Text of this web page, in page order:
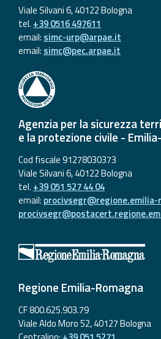
Viale Silvani 6, 40122 Bologna
tel. +39 0516 497611
email: simc-urp@arpae.it
email: simc@pec.arpae.it
Agenzia per la sicurezza
e la protezione civile -
Cod fiscale 91278030373
Viale Silvani 6, 40122 Bologna
tel. +39 051 527 44 04
email:
Regione Emilia-Romagna
CF 800.625.903.79
Viale Aldo Moro 52, 40127 Bologna